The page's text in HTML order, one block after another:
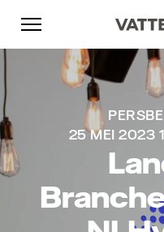
Naar content
Naar hoofdnavigatie
Ga naar footer
NLHydrogen
25 MEI 2023
Naar hoofdnavigatie